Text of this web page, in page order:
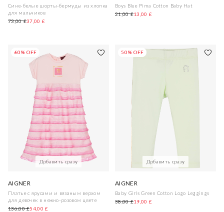
Сине-белые шорты-бермуды из хлопка
для мальчиков
73,00 £37,00 £
Boys Blue Pima Cotton Baby Hat
21,00 £13,00 £
60% OFF
Добавить сразу
AIGNER
Платье с ярусами и вязаным верхом
для девочек в нежно-розовом цвете
136,00 £54,00 £
50% OFF
Добавить сразу
AIGNER
Baby Girls Green Cotton Logo Leggings
38,00 £19,00 £